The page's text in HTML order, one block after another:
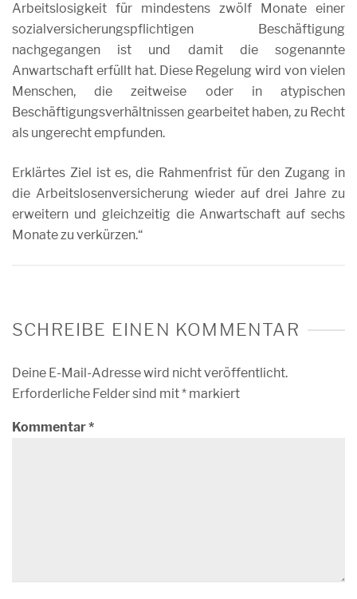
Arbeitslosigkeit für mindestens zwölf Monate einer
sozialversicherungspflichtigen Beschäftigung
nachgegangen ist und damit die sogenannte
Anwartschaft erfüllt hat. Diese Regelung wird von vielen
Menschen, die zeitweise oder in atypischen
Beschäftigungsverhältnissen gearbeitet haben, zu Recht
als ungerecht empfunden.
Erklärtes Ziel ist es, die Rahmenfrist für den Zugang in
die Arbeitslosenversicherung wieder auf drei Jahre zu
erweitern und gleichzeitig die Anwartschaft auf sechs
Monate zu verkürzen.“
SCHREIBE EINEN KOMMENTAR
Deine E-Mail-Adresse wird nicht veröffentlicht.
Erforderliche Felder sind mit* markiert
Kommentar*